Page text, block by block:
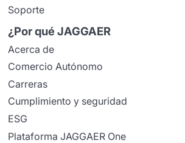
Soporte
¿Por qué JAGGAER
Acerca de
Comercio Autónomo
Carreras
Cumplimiento y seguridad
ESG
Plataforma JAGGAER One